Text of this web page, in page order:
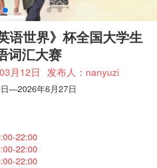
语世界》杯全国大学生
词汇大赛
月12日 发布人：nanyuzi
—2026年6月27日
22:00
22:00
22:00